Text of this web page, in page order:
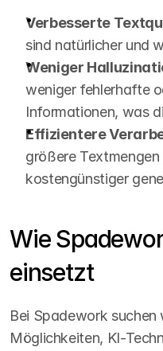
Verbesserte
sind natürlicher und
Weniger
weniger fehlerhafte
Informationen, was
Effizientere
größere Textmengen
kostengünstiger
Wie
einsetzt
Bei Spadework
Möglichkeiten, KI-